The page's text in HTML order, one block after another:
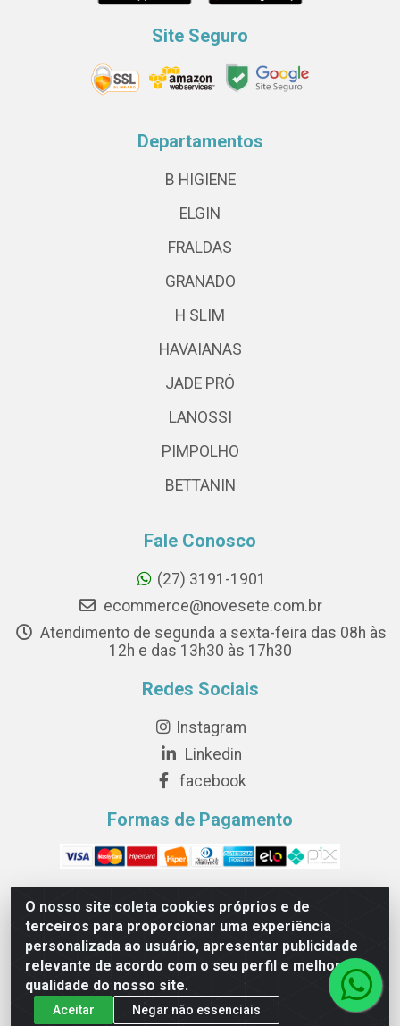
O nosso site coleta cookies próprios e de
terceiros para proporcionar uma experiência
personalizada ao usuário, apresentar publicidade
relevante de acordo com o seu perfil e melhorar a
qualidade do nosso site.
Aceitar Negar não essenciais
Site Seguro
Departamentos
B HIGIENE
ELGIN
FRALDAS
GRANADO
H SLIM
HAVAIANAS
JADE PRÓ
LANOSSI
PIMPOLHO
BETTANIN
Fale Conosco
(27) 3191-1901
ecommerce@novesete.com.br
Atendimento de segunda a sexta-feira das 08h às
12h e das 13h30 às 17h30
Redes Sociais
Instagram
Linkedin
facebook
Formas de Pagamento
Novesete Distribuidora LTDA - Avenida Setecentos, S/N,
Terminal Intermodal da Serra, Serra/ES - CEP 29161-414 -
CNPJ 29.479.604/0001-44